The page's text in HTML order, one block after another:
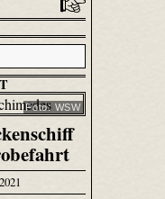
Foto: WSW